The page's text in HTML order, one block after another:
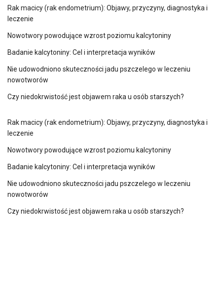
Rak macicy (rak endometrium): Objawy, przyczyny, diagnostyka i
leczenie
Nowotwory powodujące wzrost poziomu kalcytoniny
Badanie kalcytoniny: Cel i interpretacja wyników
Nie udowodniono skuteczności jadu pszczelego w leczeniu
nowotworów
Czy niedokrwistość jest objawem raka u osób starszych?
Rak macicy (rak endometrium): Objawy, przyczyny, diagnostyka i
leczenie
Nowotwory powodujące wzrost poziomu kalcytoniny
Badanie kalcytoniny: Cel i interpretacja wyników
Nie udowodniono skuteczności jadu pszczelego w leczeniu
nowotworów
Czy niedokrwistość jest objawem raka u osób starszych?